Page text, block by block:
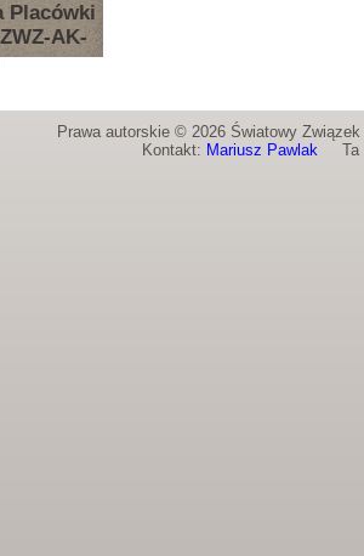
Placówki
AK-
Prawa autorskie © 2026 Światowy
Kontakt: Mariusz PawlakTa